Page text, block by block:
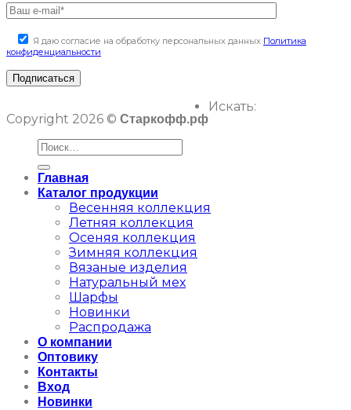
Я даю согласие на обработку персональных данных Политика
конфиденциальности
Copyright 2026 © Старкофф.рф
Искать:
Главная
Каталог продукции
Весенняя коллекция
Летняя коллекция
Осеняя коллекция
Зимняя коллекция
Вязаные изделия
Натуральный мех
Шарфы
Новинки
Распродажа
О компании
Оптовику
Контакты
Вход
Новинки